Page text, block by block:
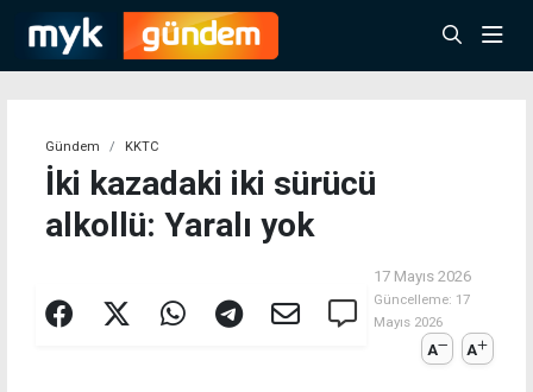
Gündem KKTC
İki kazadaki iki sürücü
alkollü: Yaralı yok
17 Mayıs 2026
Güncelleme: 17
Mayıs 2026
A A